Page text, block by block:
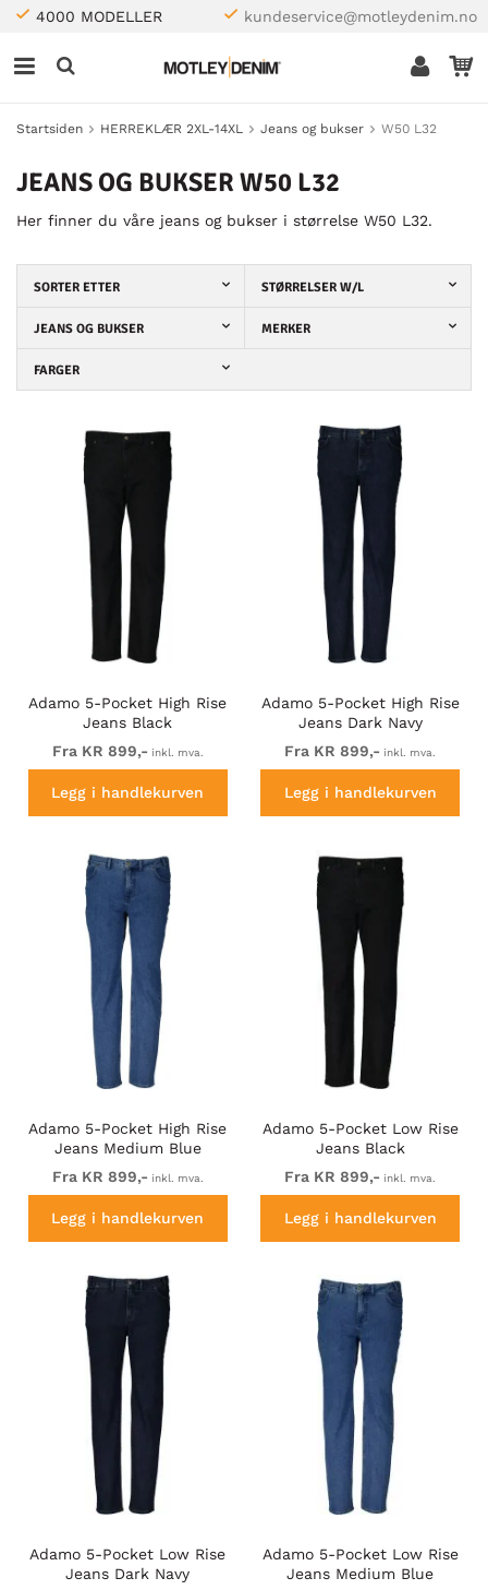
4000 MODELLER kundeservice@motleydenim.no
Startsiden HERREKLÆR 2XL-14XL Jeans og bukser W50 L32
JEANS OG BUKSER W50 L32
Her finner du våre jeans og bukser i størrelse W50 L32.
SORTER ETTER STØRRELSER W/L
JEANS OG BUKSER MERKER
FARGER
Adamo 5-Pocket High Rise
Jeans Black
Fra KR 899,- inkl. mva.
Legg i handlekurven
Adamo 5-Pocket High Rise
Jeans Dark Navy
Fra KR 899,- inkl. mva.
Legg i handlekurven
Adamo 5-Pocket High Rise
Jeans Medium Blue
Fra KR 899,- inkl. mva.
Legg i handlekurven
Adamo 5-Pocket Low Rise
Jeans Black
Fra KR 899,- inkl. mva.
Legg i handlekurven
Adamo 5-Pocket Low Rise
Jeans Dark Navy
Adamo 5-Pocket Low Rise
Jeans Medium Blue